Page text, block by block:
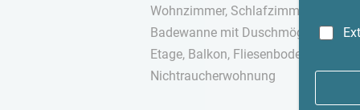
Wohnzimmer, Schlafzimmer,
Badewanne mit Duschmöglichkeit,
Etage, Balkon, Fliesenboden,
Nichtraucherwohnung